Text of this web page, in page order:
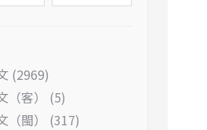
(2969)
（客） (5)
（閩） (317)